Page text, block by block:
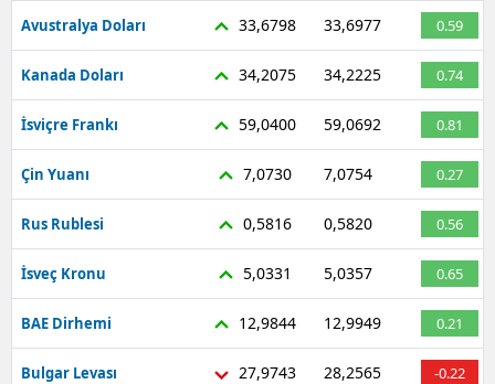
Kars
Kastamonu
Kayseri
Kırklareli
Kırşehir
Konya
Kütahya
Avustralya Doları 33,6798 33,6977 0.59
Kanada Doları 34,2075 34,2225 0.74
İsviçre Frankı 59,0400 59,0692 0.81
Çin Yuanı 7,0730 7,0754 0.27
Rus Rublesi 0,5816 0,5820 0.56
İsveç Kronu 5,0331 5,0357 0.65
BAE Dirhemi 12,9844 12,9949 0.21
Bulgar Levası 27,9743 28,2565 -0.22